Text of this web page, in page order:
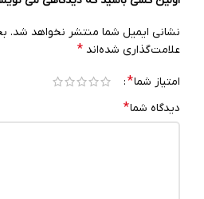
نشانی ایمیل شما منتشر نخواهد شد.
علامت‌گذاری شده‌اند *
امتیاز شما*
دیدگاه شما*